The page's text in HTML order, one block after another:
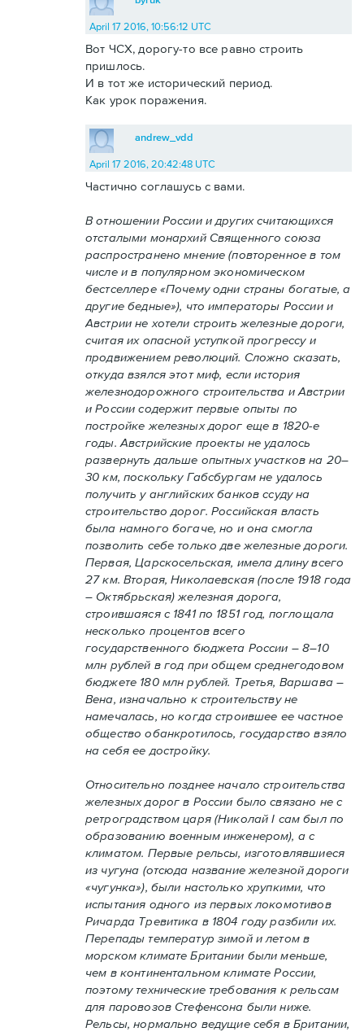
April 17 2016, 10:56:12 UTC
Вот ЧСХ, дорогу-то все равно строить
пришлось.
И в тот же исторический период.
Как урок поражения.
andrew_vdd
April 17 2016, 20:42:48 UTC
Частично соглашусь с вами.
В отношении России и других считающихся
отсталыми монархий Священного союза
распространено мнение (повторенное в том
числе и в популярном экономическом
бестселлере «Почему одни страны богатые, а
другие бедные»), что императоры России и
Австрии не хотели строить железные дороги,
считая их опасной уступкой прогрессу и
продвижением революций. Сложно сказать,
откуда взялся этот миф, если история
железнодорожного строительства и Австрии
и России содержит первые опыты по
постройке железных дорог еще в 1820-е
годы. Австрийские проекты не удалось
развернуть дальше опытных участков на 20–
30 км, поскольку Габсбургам не удалось
получить у английских банков ссуду на
строительство дорог. Российская власть
была намного богаче, но и она смогла
позволить себе только две железные дороги.
Первая, Царскосельская, имела длину всего
27 км. Вторая, Николаевская (после 1918 года
– Октябрьская) железная дорога,
строившаяся с 1841 по 1851 год, поглощала
несколько процентов всего
государственного бюджета России – 8–10
млн рублей в год при общем среднегодовом
бюджете 180 млн рублей. Третья, Варшава –
Вена, изначально к строительству не
намечалась, но когда строившее ее частное
общество обанкротилось, государство взяло
на себя ее достройку.
Относительно позднее начало строительства
железных дорог в России было связано не с
ретроградством царя (Николай I сам был по
образованию военным инженером), а с
климатом. Первые рельсы, изготовлявшиеся
из чугуна (отсюда название железной дороги
«чугунка»), были настолько хрупкими, что
испытания одного из первых локомотивов
Ричарда Тревитика в 1804 году разбили их.
Перепады температур зимой и летом в
морском климате Британии были меньше,
чем в континентальном климате России,
поэтому технические требования к рельсам
для паровозов Стефенсона были ниже.
Рельсы, нормально ведущие себя в Британии,